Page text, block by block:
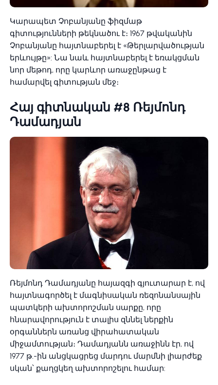
Կարապետ Չոբանյանը ֆիզմաթ
գիտությունների թեկնածու է։ 1967 թվականին
Չոբանյանը հայտնաբերել է «Թերլարվածության
երևույթը»: Նա նաև հայտնաբերել է եռակցման
նոր մեթոդ, որը կարևոր առաջընթաց է
համարվել գիտության մեջ։
Հայ գիտնական #8 Ռեյմոնդ
Դամադյան
Ռեյմոնդ Դամադյանը հայազգի գյուտարար է, ով
հայտնագործել է մագնիսական ռեզոնանսային
պատկերի ախտորոշման սարքը, որը
հնարավորություն է տալիս զննել ներքին
օրգաններն առանց վիրահատական
միջամտության։ Դամադյանն առաջինն էր, ով
1977 թ.-ին անցկացրեց մարդու մարմնի լիարժեք
սկան՝ քաղցկեղ ախտորոշելու համար: